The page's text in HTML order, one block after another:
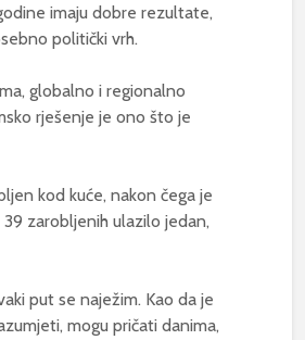
imaju dobre rezultate,
politički vrh.
globalno i regionalno
rješenje je ono što je
kod kuće, nakon čega je
zarobljenih ulazilo jedan,
put se naježim. Kao da je
mogu pričati danima,